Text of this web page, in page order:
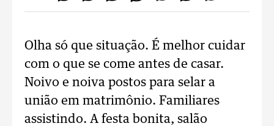
Olha só que situação. É melhor cuidar
com o que se come antes de casar.
Noivo e noiva postos para selar a
união em matrimônio. Familiares
assistindo. A festa bonita, salão